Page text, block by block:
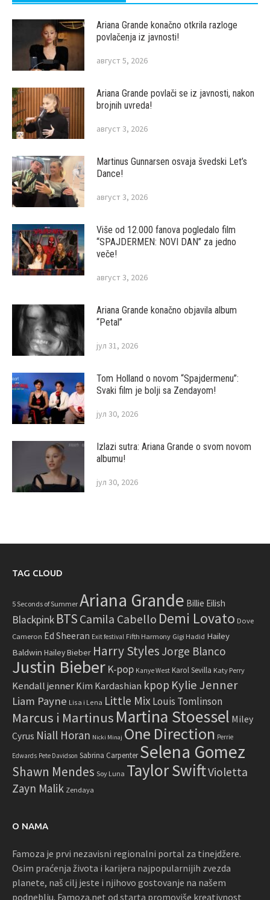
Ariana Grande konačno otkrila razloge
povlačenja iz javnosti!
август 5, 2026
Ariana Grande povlači se iz javnosti, nakon
brojnih uvreda!
август 3, 2026
Martinus Gunnarsen osvaja švedski Let’s
Dance!
август 3, 2026
Više od 12.000 fanova pogledalo film
“SPAJDERMEN: NOVI DAN” za jedno
veče!
август 3, 2026
Ariana Grande konačno objavila album
“Petal”
јул 31, 2026
Tom Holland o novom “Spajdermenu”:
Svaki film je bolji sa Zendayom!
јул 30, 2026
Izlazi sutra: Ariana Grande o svom novom
albumu!
јул 30, 2026
TAG CLOUD
5 Seconds of Summer Ariana Grande Billie Eilish
Blackpink BTS Camila Cabello Demi Lovato Dove
Cameron Ed Sheeran Exit festival Fifth Harmony Gigi Hadid Hailey
Baldwin Hailey Bieber Harry Styles Jorge Blanco
Justin Bieber K-pop Kanye West Karol Sevilla Katy Perry
Kendall jenner Kim Kardashian kpop Kylie Jenner
Liam Payne Lisa i Lena Little Mix Louis Tomlinson
Marcus i Martinus Martina Stoessel Miley
Cyrus Niall Horan Nicki Minaj One Direction Perrie
Edwards Pete Davidson Sabrina Carpenter Selena Gomez
Shawn Mendes Soy Luna Taylor SwiftVioletta
Zayn Malik Zendaya
O NAMA
Famoza je prvi nezavisni regionalni portal za tinejdžere.
Osim praćenja života i karijera najpopularnijih zvezda
planete, naš cilj jeste i njihovo gostovanje na našem
podneblju. Famoza.net od starta promoviše kreativnost